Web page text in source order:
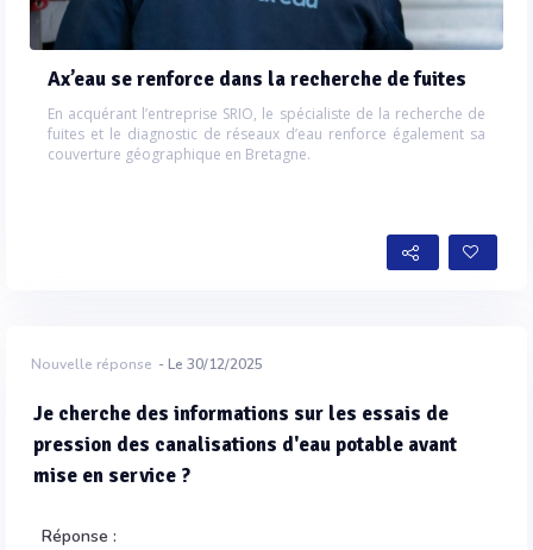
Ax’eau se renforce dans la recherche de fuites
En acquérant l’entreprise SRIO, le spécialiste de la recherche de
fuites et le diagnostic de réseaux d’eau renforce également sa
couverture géographique en Bretagne.
Nouvelle réponse - Le 30/12/2025
Je cherche des informations sur les essais de
pression des canalisations d'eau potable avant
mise en service ?
Réponse :